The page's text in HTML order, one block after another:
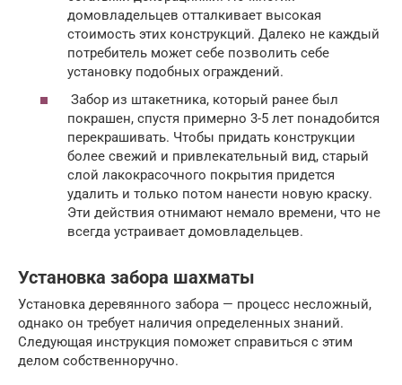
домовладельцев отталкивает высокая
стоимость этих конструкций. Далеко не каждый
потребитель может себе позволить себе
установку подобных ограждений.
Забор из штакетника, который ранее был
покрашен, спустя примерно 3-5 лет понадобится
перекрашивать. Чтобы придать конструкции
более свежий и привлекательный вид, старый
слой лакокрасочного покрытия придется
удалить и только потом нанести новую краску.
Эти действия отнимают немало времени, что не
всегда устраивает домовладельцев.
Установка забора шахматы
Установка деревянного забора — процесс несложный,
однако он требует наличия определенных знаний.
Следующая инструкция поможет справиться с этим
делом собственноручно.